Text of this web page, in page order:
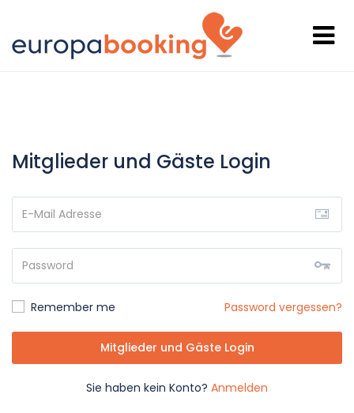
Mitglieder und Gäste Login
Remember me Password vergessen?
Mitglieder und Gäste Login
Sie haben kein Konto? Anmelden